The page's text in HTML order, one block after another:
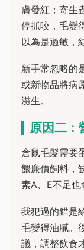
膚發紅；寄生
停抓咬，毛變
以為是過敏，
新手常忽略的
或新物品將病
滋生。
原因二：
倉鼠毛髮需要
餵廉價飼料，
素A、E不足也
我犯過的錯是
毛變得油膩。
議，調整飲食